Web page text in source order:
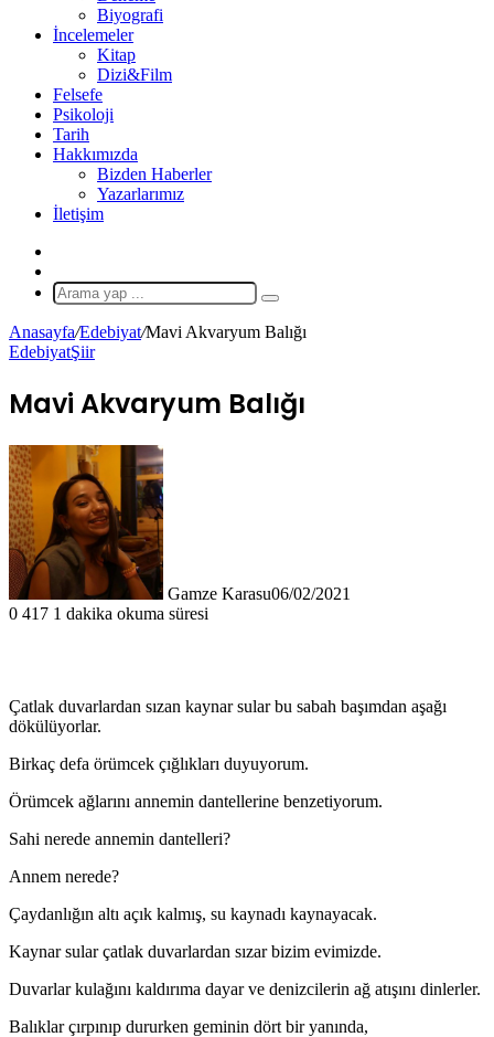
Biyografi
İncelemeler
Kitap
Dizi&Film
Felsefe
Psikoloji
Tarih
Hakkımızda
Bizden Haberler
Yazarlarımız
İletişim
Makale
Arama
yap
...
Anasayfa/Edebiyat/Mavi Akvaryum Balığı
EdebiyatŞiir
Mavi Akvaryum Balığı
Gamze Karasu06/02/2021
0 417 1 dakika okuma süresi
Çatlak duvarlardan sızan kaynar sular bu sabah başımdan aşağı
dökülüyorlar.
Birkaç defa örümcek çığlıkları duyuyorum.
Örümcek ağlarını annemin dantellerine benzetiyorum.
Sahi nerede annemin dantelleri?
Annem nerede?
Çaydanlığın altı açık kalmış, su kaynadı kaynayacak.
Kaynar sular çatlak duvarlardan sızar bizim evimizde.
Duvarlar kulağını kaldırıma dayar ve denizcilerin ağ atışını dinlerler.
Balıklar çırpınıp dururken geminin dört bir yanında,